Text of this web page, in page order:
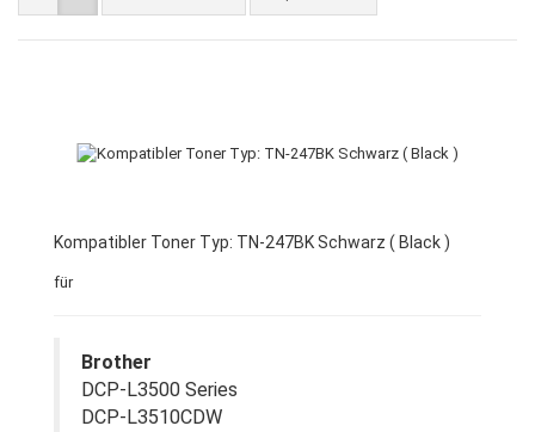
Kompatibler Toner Typ: TN-247BK Schwarz ( Black )
für
Brother
DCP-L3500 Series
DCP-L3510CDW